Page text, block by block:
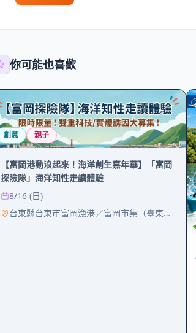
你可能也喜歡
創意 親子
【富岡港動浪起來！海洋創生嘉年華】「富岡
探險隊」海洋知性走讀體驗
8/16 (日)
台東縣台東市富岡漁港／富岡市集（臺東市富岡街 297 號） 指導單位：海洋委員會 主辦單位：台東縣台東區漁會 協辦單位：薪慈行銷顧問企業社 【路線介紹（二選一）